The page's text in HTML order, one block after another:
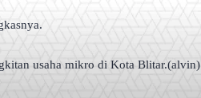
usaha mikro di Kota Blitar.(alvin)